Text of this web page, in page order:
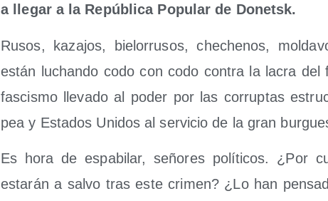
a lle­gar a la Repú­bli­ca Popu­lar de Donetsk.
Rusos, kaza­jos, bie­lo­rru­sos, che­che­nos,
están luchan­do codo con codo con­tra la lacra del
fas­cis­mo lle­va­do al poder por las corrup­tas
pea y Esta­dos Uni­dos al ser­vi­cio de la gran
Es hora de espa­bi­lar, seño­res polí­ti­cos. ¿Por
esta­rán a sal­vo tras este cri­men? ¿Lo han